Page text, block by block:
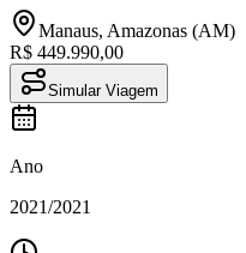
Manaus, Amazonas (AM)
R$ 449.990,00
Simular Viagem
Ano
2021/2021